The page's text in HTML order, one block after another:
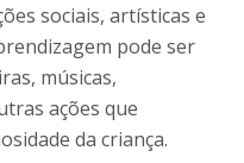
sociais, artísticas e
pode ser
músicas,
ações que
da criança.